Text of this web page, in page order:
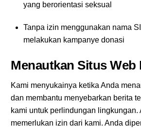
yang berorientasi seksual
Tanpa izin menggunakan nama
melakukan kampanye donasi
Menautkan Situs Web
Kami menyukainya ketika Anda
dan membantu menyebarkan berita
kami untuk perlindungan lingkungan.
memerlukan izin dari kami. Anda